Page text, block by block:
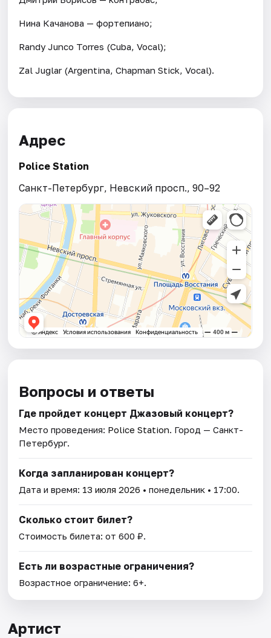
Нина Качанова — фортепиано;
Randy Junco Torres (Cuba, Vocal);
Zal Juglar (Argentina, Chapman Stick, Vocal).
Адрес
Police Station
Санкт-Петербург, Невский просп., 90–92
Вопросы и ответы
Где пройдет концерт Джазовый концерт?
Место проведения: Police Station. Город — Санкт-
Петербург.
Когда запланирован концерт?
Дата и время: 13 июля 2026 • понедельник • 17:00.
Сколько стоит билет?
Стоимость билета: от 600 ₽.
Есть ли возрастные ограничения?
Возрастное ограничение: 6+.
Артист